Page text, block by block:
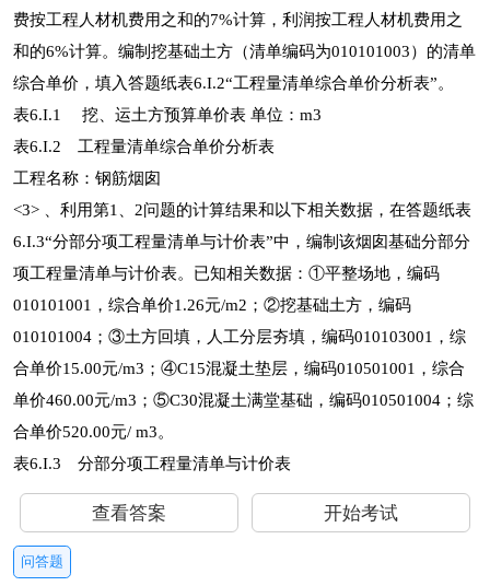
费按工程人材机费用之和的7%计算，利润按工程人材机费用之
和的6%计算。编制挖基础土方（清单编码为010101003）的清单
综合单价，填入答题纸表6.I.2“工程量清单综合单价分析表”。
表6.I.1 挖、运土方预算单价表 单位：m3
表6.I.2 工程量清单综合单价分析表
工程名称：钢筋烟囱
<3> 、利用第1、2问题的计算结果和以下相关数据，在答题纸表
6.I.3“分部分项工程量清单与计价表”中，编制该烟囱基础分部分
项工程量清单与计价表。已知相关数据：①平整场地，编码
010101001，综合单价1.26元/m2；②挖基础土方，编码
010101004；③土方回填，人工分层夯填，编码010103001，综
合单价15.00元/m3；④C15混凝土垫层，编码010501001，综合
单价460.00元/m3；⑤C30混凝土满堂基础，编码010501004；综
合单价520.00元/ m3。
表6.I.3 分部分项工程量清单与计价表
查看答案 开始考试
问答题